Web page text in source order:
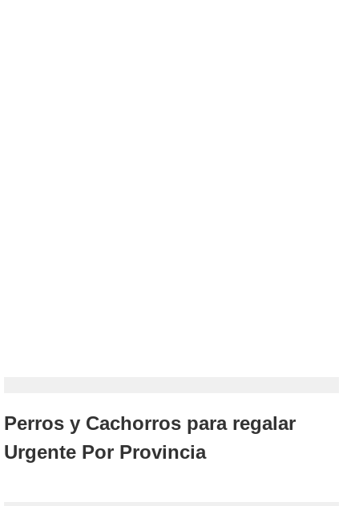
Perros y Cachorros para regalar
Urgente Por Provincia